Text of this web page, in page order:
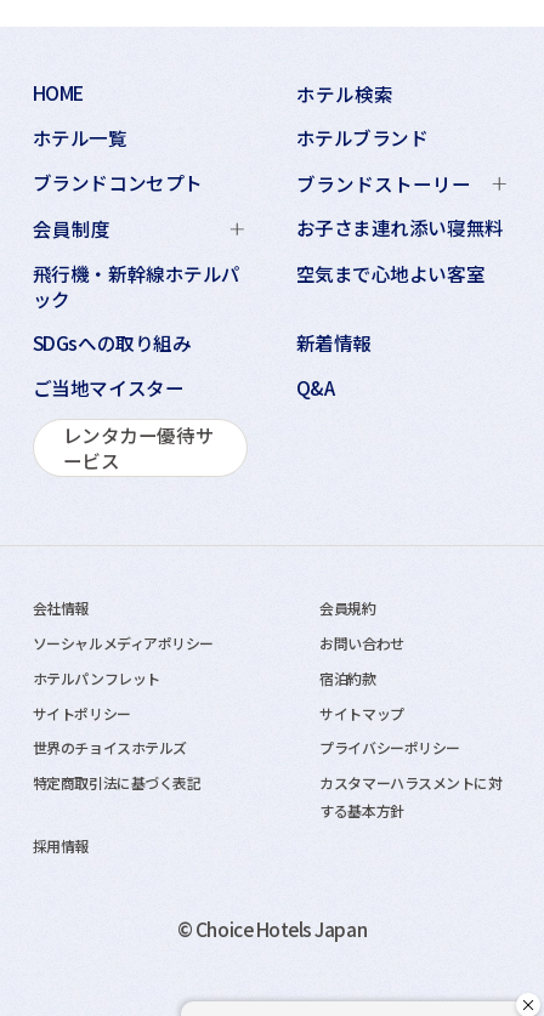
HOME
ホテル検索
ホテル一覧
ホテルブランド
ブランドコンセプト
ブランドストーリー
会員制度
お子さま連れ添い寝無料
飛行機・新幹線ホテルパ
ック
空気まで心地よい客室
SDGsへの取り組み
新着情報
ご当地マイスター
Q&A
レンタカー優待サ
ービス
会社情報
会員規約
ソーシャルメディアポリシー
お問い合わせ
ホテルパンフレット
宿泊約款
サイトポリシー
サイトマップ
世界のチョイスホテルズ
プライバシーポリシー
特定商取引法に基づく表記
カスタマーハラスメントに対
する基本方針
採用情報
© Choice Hotels Japan